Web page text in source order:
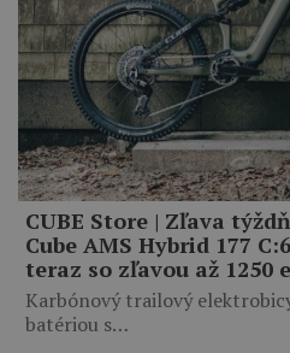
CUBE Store | Zľava
Cube AMS Hybrid 177
teraz so zľavou až 1250
Karbónový trailový
batériou s…